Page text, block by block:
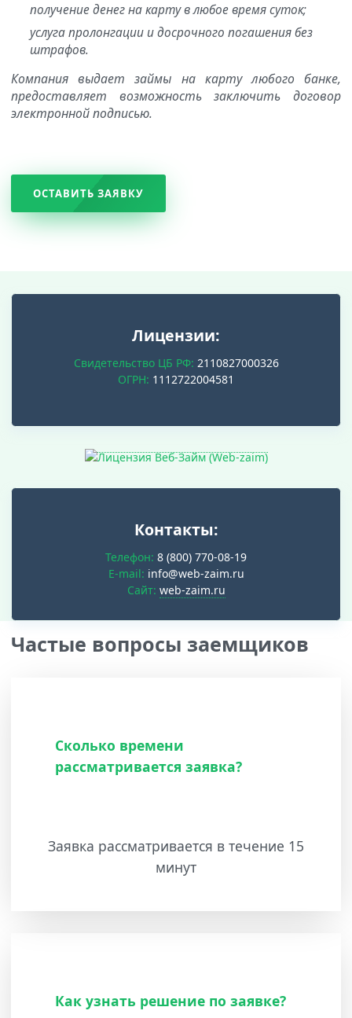
получение денег на карту в любое время суток;
услуга пролонгации и досрочного погашения без
штрафов.
Компания выдает займы на карту любого банке,
предоставляет возможность заключить договор
электронной подписью.
ОСТАВИТЬ ЗАЯВКУ
Лицензии:
Свидетельство ЦБ РФ: 2110827000326
ОГРН: 1112722004581
Контакты:
Телефон: 8 (800) 770-08-19
E-mail: info@web-zaim.ru
Cайт: web-zaim.ru
Частые вопросы заемщиков
Сколько времени
рассматривается заявка?
Заявка рассматривается в течение 15
минут
Как узнать решение по заявке?